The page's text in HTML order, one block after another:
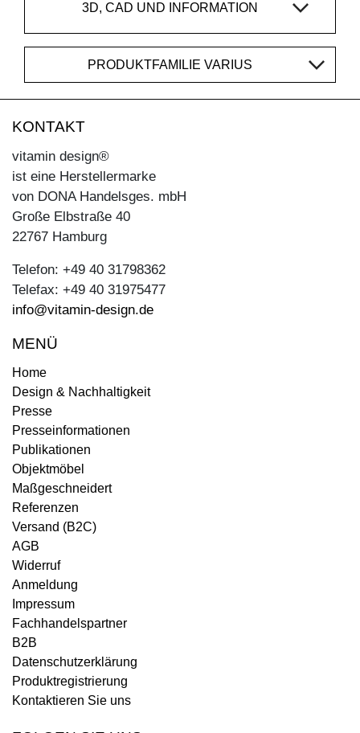
3D, CAD UND INFORMATION
PRODUKTFAMILIE VARIUS
KONTAKT
vitamin design®
ist eine Herstellermarke
von DONA Handelsges. mbH
Große Elbstraße 40
22767 Hamburg
Telefon: +49 40 31798362
Telefax: +49 40 31975477
info@vitamin-design.de
MENÜ
Home
Design & Nachhaltigkeit
Presse
Presseinformationen
Publikationen
Objektmöbel
Maßgeschneidert
Referenzen
Versand (B2C)
AGB
Widerruf
Anmeldung
Impressum
Fachhandelspartner
B2B
Datenschutzerklärung
Produktregistrierung
Kontaktieren Sie uns